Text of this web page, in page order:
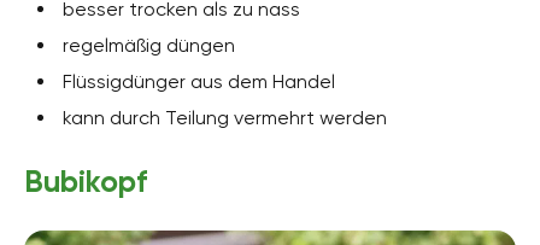
besser trocken als zu nass
regelmäßig düngen
Flüssigdünger aus dem Handel
kann durch Teilung vermehrt werden
Bubikopf